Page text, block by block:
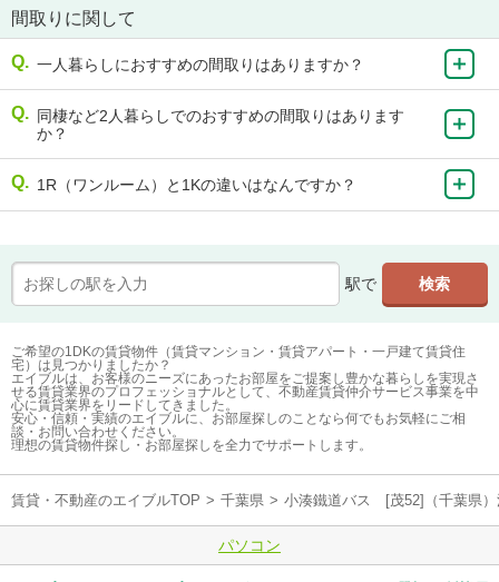
間取りに関して
一人暮らしにおすすめの間取りはありますか？
同棲など2人暮らしでのおすすめの間取りはあります
か？
1R（ワンルーム）と1Kの違いはなんですか？
駅で
ご希望の1DKの賃貸物件（賃貸マンション・賃貸アパート・一戸建て賃貸住
宅）は見つかりましたか？
エイブルは、お客様のニーズにあったお部屋をご提案し豊かな暮らしを実現さ
せる賃貸業界のプロフェッショナルとして、不動産賃貸仲介サービス事業を中
心に賃貸業界をリードしてきました。
安心・信頼・実績のエイブルに、お部屋探しのことなら何でもお気軽にご相
談・お問い合わせください。
理想の賃貸物件探し・お部屋探しを全力でサポートします。
賃貸・不動産のエイブルTOP > 千葉県 > 小湊鐵道バス [茂52]（千葉県）
パソコン